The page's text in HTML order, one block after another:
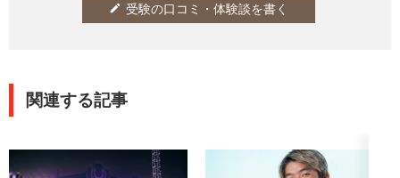
edit 受験の口コミ・体験談を書く
関連する記事